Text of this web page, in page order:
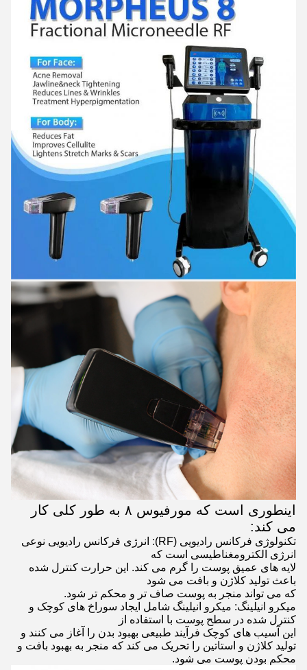
اینطوری است که مورفیوس ۸ به طور کلی کار
می کند:
تکنولوژی فرکانس رادیویی (RF): انرژی فرکانس رادیویی نوعی
انرژی الکترومغناطیسی است که
لایه های عمیق پوست را گرم می کند. این حرارت کنترل شده
باعث تولید کلاژن و بافت می شود
که می تواند منجر به پوست صاف تر و محکم تر شود.
میکرو انیلینگ: میکرو انیلینگ شامل ایجاد سوراخ های کوچک و
کنترل شده در سطح پوست با استفاده از
این آسیب های کوچک فرآیند طبیعی بهبود بدن را آغاز می کنند و
تولید کلاژن و استاتین را تحریک می کند که منجر به بهبود بافت و
محکم بودن پوست می شود.